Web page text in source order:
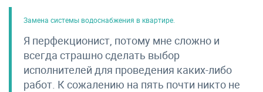
Замена системы водоснабжения в квартире.
Я перфекционист, потому мне сложно и
всегда страшно сделать выбор
исполнителей для проведения каких-либо
работ. К сожалению на пять почти никто не